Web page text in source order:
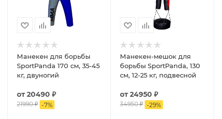
Манекен для борьбы
SportPanda 170 см, 35-45
кг, двуногий
от20490 ₽
21990 ₽ -7%
Манекен-мешок для
борьбы SportPanda, 130
см, 12-25 кг, подвесной
от24950 ₽
34950 ₽ -29%